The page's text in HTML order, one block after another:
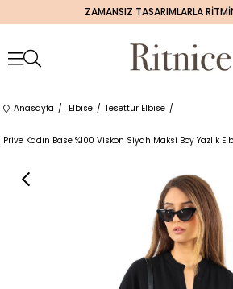
ZAMANSIZ TASARIMLARLA
Anasayfa Elbise Tesettür Elbise
Prive Kadın Base %100 Viskon Siyah Maksi Boy Yazlık